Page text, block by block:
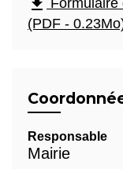
file_download Formulaire
(PDF -
Responsable
Mairie